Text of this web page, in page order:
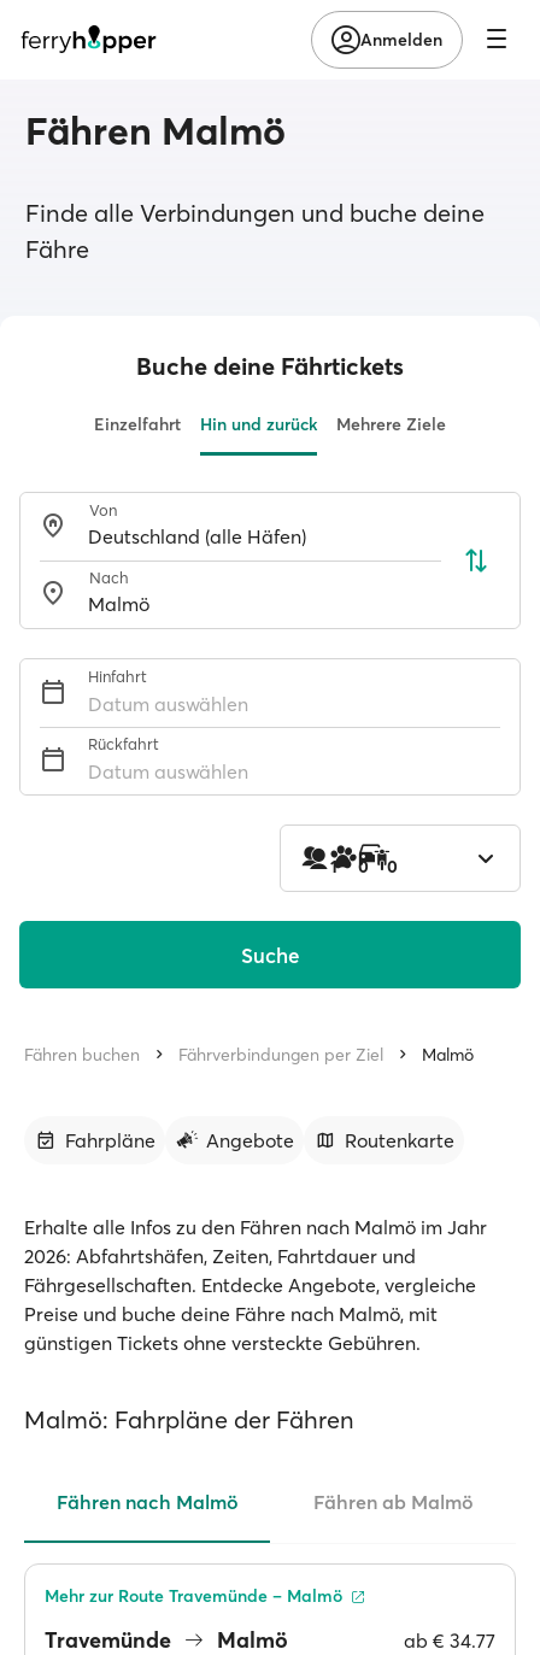
Anmelden
Fähren Malmö
Finde alle Verbindungen und buche deine
Fähre
Buche deine Fährtickets
Einzelfahrt Hin und zurück Mehrere Ziele
Von
Nach
Hinfahrt
Datum auswählen
Rückfahrt
Datum auswählen
1 0 0
Suche
Fähren buchen Fährverbindungen per Ziel Malmö
Fahrpläne Angebote Routenkarte
Erhalte alle Infos zu den Fähren nach Malmö im Jahr
2026: Abfahrtshäfen, Zeiten, Fahrtdauer und
Fährgesellschaften. Entdecke Angebote, vergleiche
Preise und buche deine Fähre nach Malmö, mit
günstigen Tickets ohne versteckte Gebühren.
Malmö: Fahrpläne der Fähren
Fähren nach Malmö Fähren ab Malmö
Travemünde Malmö ab € 34.77
Mehr zur Route Travemünde – Malmö